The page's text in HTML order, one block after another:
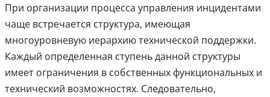
При организации процесса управления инцидентами
чаще встречается структура, имеющая
многоуровневую иерархию технической поддержки.
Каждый определенная ступень данной структуры
имеет ограничения в собственных функциональных и
технический возможностях. Следовательно,